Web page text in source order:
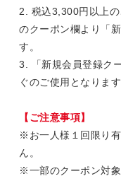
2. 税込3,300円以上
のクーポン欄より「
す。
3. 「新規会員登録ク
ぐのご使用となります
【ご注意事項】
※お一人様１回限り
ん。
※一部のクーポン対